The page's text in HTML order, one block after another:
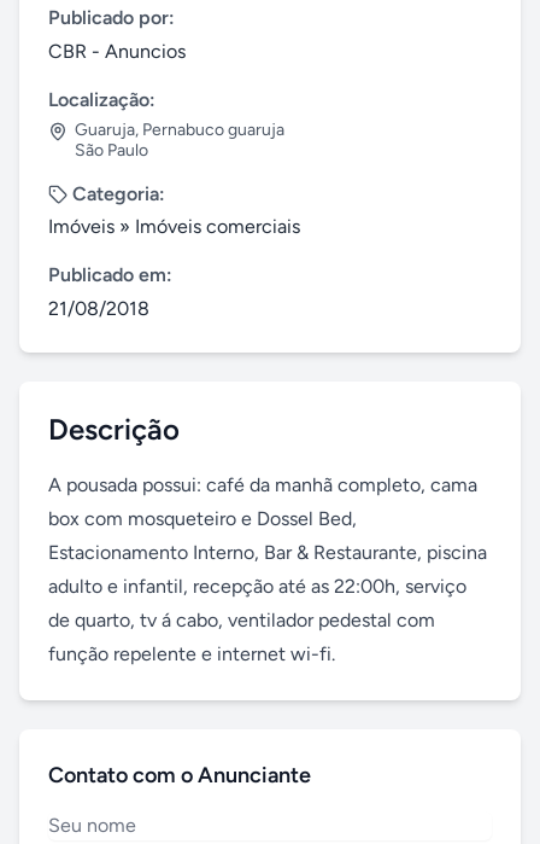
Publicado por:
CBR - Anuncios
Localização:
Guaruja, Pernabuco guaruja
São Paulo
Categoria:
Imóveis » Imóveis comerciais
Publicado em:
21/08/2018
Descrição
A pousada possui: café da manhã completo, cama
box com mosqueteiro e Dossel Bed,
Estacionamento Interno, Bar & Restaurante, piscina
adulto e infantil, recepção até as 22:00h, serviço
de quarto, tv á cabo, ventilador pedestal com
função repelente e internet wi-fi.
Contato com o Anunciante